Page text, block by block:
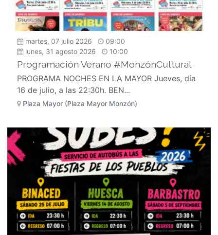
martes, 07 julio 2026
09:00
lunes, 31 agosto 2026
10:00
Programación Verano #MonzónCultural
PROGRAMA NOCHES EN LA MAYOR Jueves, día
16 de julio, a las 22:30h. BEN...
Plaza Mayor (Plaza Mayor Monzón)